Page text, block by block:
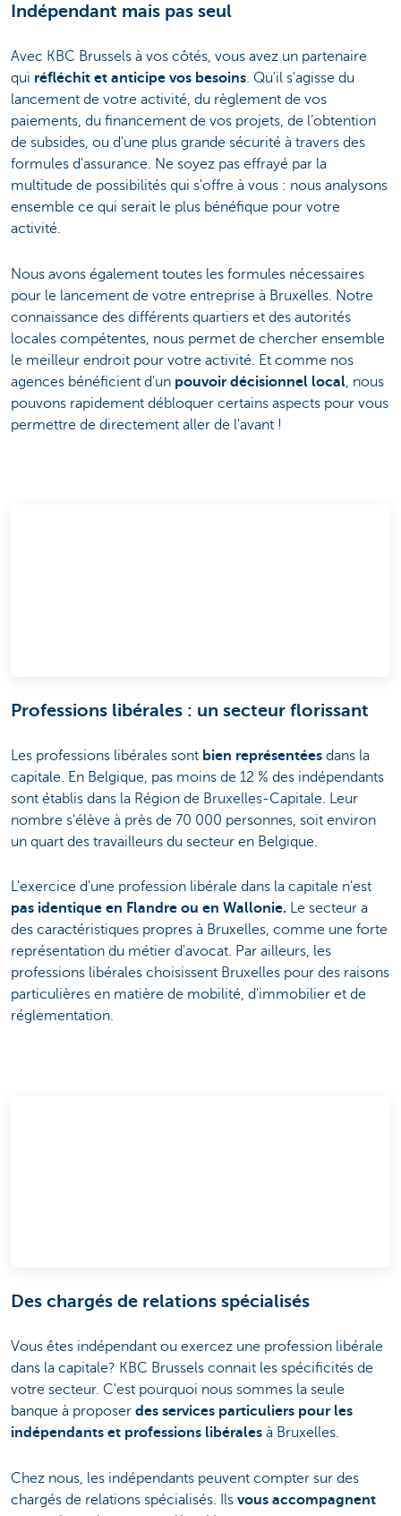
Indépendant mais pas seul
Avec KBC Brussels à vos côtés, vous avez un partenaire
qui réfléchit et anticipe vos besoins. Qu'il s'agisse du
lancement de votre activité, du règlement de vos
paiements, du financement de vos projets, de l’obtention
de subsides, ou d'une plus grande sécurité à travers des
formules d'assurance. Ne soyez pas effrayé par la
multitude de possibilités qui s'offre à vous : nous analysons
ensemble ce qui serait le plus bénéfique pour votre
activité.
Nous avons également toutes les formules nécessaires
pour le lancement de votre entreprise à Bruxelles. Notre
connaissance des différents quartiers et des autorités
locales compétentes, nous permet de chercher ensemble
le meilleur endroit pour votre activité. Et comme nos
agences bénéficient d'un pouvoir décisionnel local, nous
pouvons rapidement débloquer certains aspects pour vous
permettre de directement aller de l'avant !
Professions libérales : un secteur florissant
Les professions libérales sont bien représentées dans la
capitale. En Belgique, pas moins de 12 % des indépendants
sont établis dans la Région de Bruxelles-Capitale. Leur
nombre s'élève à près de 70 000 personnes, soit environ
un quart des travailleurs du secteur en Belgique.
L'exercice d'une profession libérale dans la capitale n'est
pas identique en Flandre ou en Wallonie. Le secteur a
des caractéristiques propres à Bruxelles, comme une forte
représentation du métier d'avocat. Par ailleurs, les
professions libérales choisissent Bruxelles pour des raisons
particulières en matière de mobilité, d'immobilier et de
réglementation.
Des chargés de relations spécialisés
Vous êtes indépendant ou exercez une profession libérale
dans la capitale? KBC Brussels connait les spécificités de
votre secteur. C'est pourquoi nous sommes la seule
banque à proposer des services particuliers pour les
indépendants et professions libérales à Bruxelles.
Chez nous, les indépendants peuvent compter sur des
chargés de relations spécialisés. Ils vous accompagnent